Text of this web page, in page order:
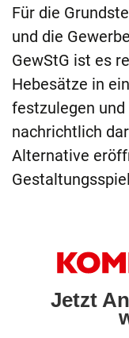
Für die
und die
GewStG ist es
Hebesätze in
festzulegen
nachrichtlich
Alternative